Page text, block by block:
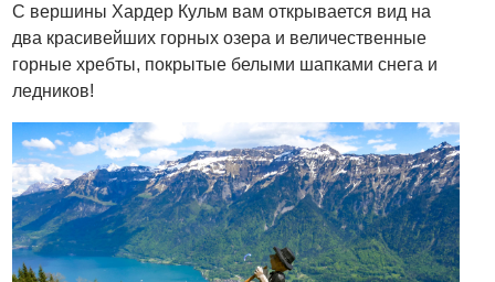
С вершины Хардер Кульм вам открывается вид на
два красивейших горных озера и величественные
горные хребты, покрытые белыми шапками снега и
ледников!